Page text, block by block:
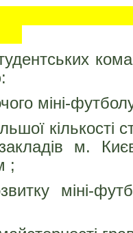
міні-
кількості
м.
;
міні-